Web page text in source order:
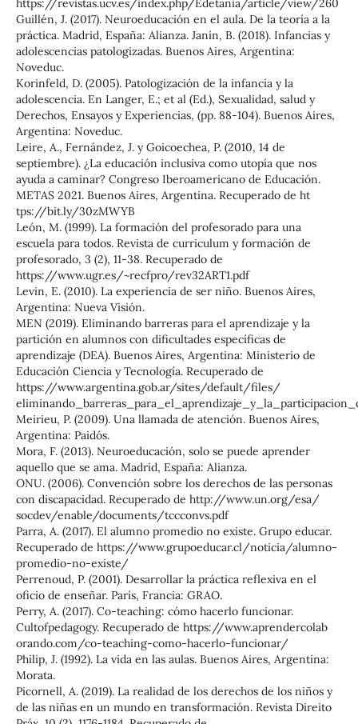
https://revistas.ucv.es/index.php/Edetania/article/view/260
Guillén, J. (2017). Neuroeducación en el aula. De la teoría a la
práctica. Madrid, España: Alianza. Janín, B. (2018). Infancias y
adolescencias patologizadas. Buenos Aires, Argentina:
Noveduc.
Korinfeld, D. (2005). Patologización de la infancia y la
adolescencia. En Langer, E.; et al (Ed.), Sexualidad, salud y
Derechos, Ensayos y Experiencias, (pp. 88-104). Buenos Aires,
Argentina: Noveduc.
Leire, A., Fernández, J. y Goicoechea, P. (2010, 14 de
septiembre). ¿La educación inclusiva como utopía que nos
ayuda a caminar? Congreso Iberoamericano de Educación.
METAS 2021. Buenos Aires, Argentina. Recuperado de ht
tps://bit.ly/30zMWYB
León, M. (1999). La formación del profesorado para una
escuela para todos. Revista de curriculum y formación de
profesorado, 3 (2), 11-38. Recuperado de
https://www.ugr.es/~recfpro/rev32ART1.pdf
Levin, E. (2010). La experiencia de ser niño. Buenos Aires,
Argentina: Nueva Visión.
MEN (2019). Eliminando barreras para el aprendizaje y la
partición en alumnos con diﬁcultades especíﬁcas de
aprendizaje (DEA). Buenos Aires, Argentina: Ministerio de
Educación Ciencia y Tecnología. Recuperado de
https://www.argentina.gob.ar/sites/default/ﬁles/
Meirieu, P. (2009). Una llamada de atención. Buenos Aires,
Argentina: Paidós.
Mora, F. (2013). Neuroeducación, solo se puede aprender
aquello que se ama. Madrid, España: Alianza.
ONU. (2006). Convención sobre los derechos de las personas
con discapacidad. Recuperado de http://www.un.org/esa/
socdev/enable/documents/tccconvs.pdf
Parra, A. (2017). El alumno promedio no existe. Grupo educar.
Recuperado de https://www.grupoeducar.cl/noticia/alumno-
promedio-no-existe/
Perrenoud, P. (2001). Desarrollar la práctica reﬂexiva en el
oﬁcio de enseñar. París, Francia: GRAO.
Perry, A. (2017). Co-teaching: cómo hacerlo funcionar.
Cultofpedagogy. Recuperado de https://www.aprendercolab
orando.com/co-teaching-como-hacerlo-funcionar/
Philip, J. (1992). La vida en las aulas. Buenos Aires, Argentina:
Morata.
Picornell, A. (2019). La realidad de los derechos de los niños y
de las niñas en un mundo en transformación. Revista Direito